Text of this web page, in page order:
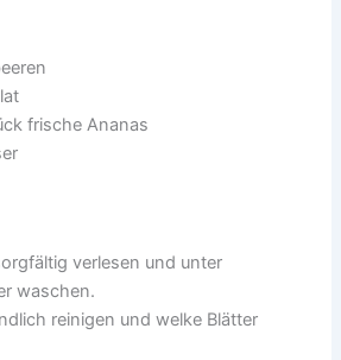
frische Ananas
verlesen und unter
waschen.
reinigen und welke Blätter